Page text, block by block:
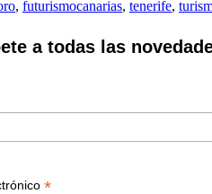
, futurismocanarias, tenerife,
a todas las
*